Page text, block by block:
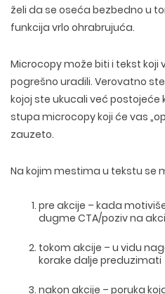
želi da se oseća bezbedno u
funkcija vrlo ohrabrujuća.
Microcopy može biti i tekst
pogrešno uradili. Verovatno
kojoj ste ukucali već postojeće
stupa microcopy koji će vas
zauzeto.
Na kojim mestima u tekstu se
pre akcije – kada
dugme CTA/poziv na
tokom akcije – u vidu
korake dalje preduzimati
nakon akcije – poruka